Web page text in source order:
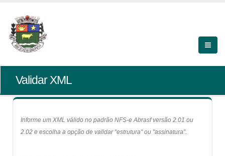
Validar XML
Informe um XML válido no padrão NFS-e Abrasf versão 2.01 ou
2.02 e escolha a opção de validar "estrutura" ou "assinatura".